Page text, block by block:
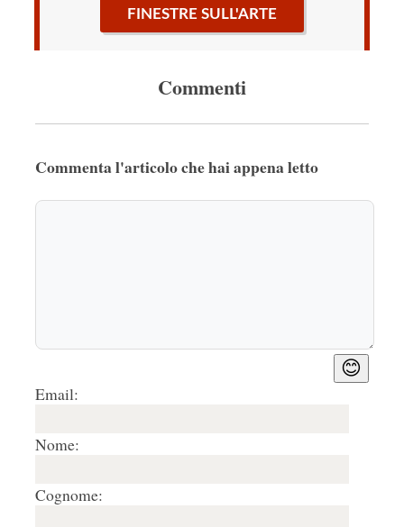
FINESTRE SULL'ARTE
Commenti
Commenta l'articolo che hai appena letto
😊
Email:
Nome:
Cognome: